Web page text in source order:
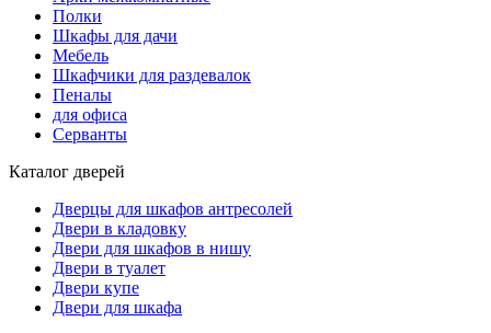
Полки
Шкафы для дачи
Мебель
Шкафчики для раздевалок
Пеналы
для офиса
Серванты
Каталог дверей
Дверцы для шкафов антресолей
Двери в кладовку
Двери для шкафов в нишу
Двери в туалет
Двери купе
Двери для шкафа